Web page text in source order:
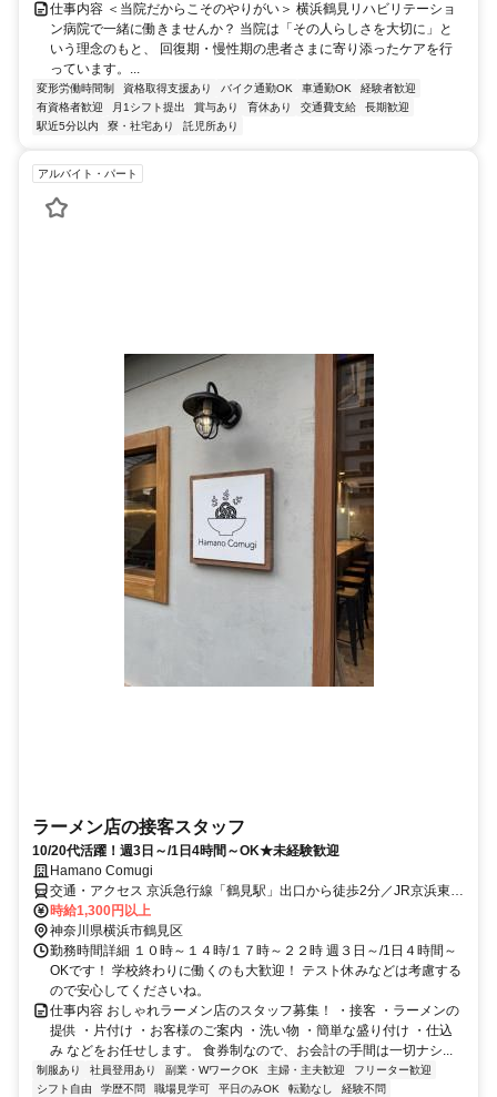
仕事内容 ＜当院だからこそのやりがい＞ 横浜鶴見リハビリテーショ
ン病院で一緒に働きませんか？ 当院は「その人らしさを大切に」と
いう理念のもと、 回復期・慢性期の患者さまに寄り添ったケアを行
っています。...
変形労働時間制 資格取得支援あり バイク通勤OK 車通勤OK
経験者歓迎
有資格者歓迎
月1シフト提出 賞与あり 育休あり 交通費支給
長期歓迎
駅近5分以内
寮・社宅あり 託児所あり
アルバイト・パート
ラーメン店の接客スタッフ
10/20代活躍！週3日～/1日4時間～OK★未経験歓迎
Hamano Comugi
交通・アクセス 京浜急行線「鶴見駅」出口から徒歩2分／JR京浜東北
線「鶴見駅東口」から4分
時給1,300円以上
神奈川県横浜市鶴見区
勤務時間詳細 １０時～１４時/１７時～２２時 週３日～/1日４時間～
OKです！ 学校終わりに働くのも大歓迎！ テスト休みなどは考慮する
ので安心してくださいね。
仕事内容 おしゃれラーメン店のスタッフ募集！ ・接客 ・ラーメンの
提供 ・片付け ・お客様のご案内 ・洗い物 ・簡単な盛り付け ・仕込
み などをお任せします。 食券制なので、お会計の手間は一切ナシ...
制服あり 社員登用あり 副業・WワークOK 主婦・主夫歓迎
フリーター歓迎
シフト自由
学歴不問 職場見学可 平日のみOK 転勤なし
経験不問